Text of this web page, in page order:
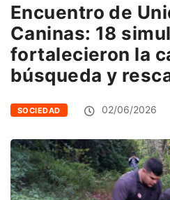
Encuentro de
Caninas: 18
fortalecieron la
búsqueda y
SOCIEDAD 02/06/2026